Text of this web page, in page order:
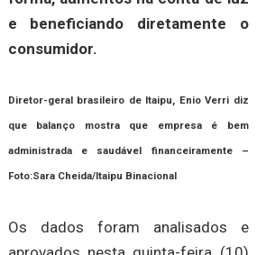
e beneficiando diretamente o
consumidor.
Diretor-geral brasileiro de Itaipu, Enio Verri diz
que balanço mostra que empresa é bem
administrada e saudável financeiramente –
Foto:Sara Cheida/Itaipu Binacional
Os dados foram analisados e